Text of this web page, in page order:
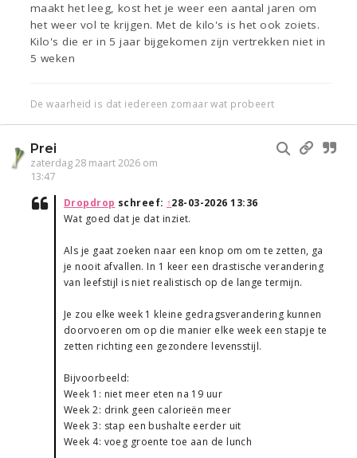
maakt het leeg, kost het je weer een aantal jaren om
het weer vol te krijgen. Met de kilo's is het ook zoiets.
Kilo's die er in 5 jaar bijgekomen zijn vertrekken niet in
5 weken
De waarheid is dat iedereen zomaar wat probeert
Prei
zaterdag 28 maart 2026 om
13:47
Dropdrop schreef: ↑28-03-2026 13:36
Wat goed dat je dat inziet.
Als je gaat zoeken naar een knop om om te zetten, ga
je nooit afvallen. In 1 keer een drastische verandering
van leefstijl is niet realistisch op de lange termijn.
Je zou elke week 1 kleine gedragsverandering kunnen
doorvoeren om op die manier elke week een stapje te
zetten richting een gezondere levensstijl.
Bijvoorbeeld:
Week 1: niet meer eten na 19 uur
Week 2: drink geen calorieën meer
Week 3: stap een bushalte eerder uit
Week 4: voeg groente toe aan de lunch